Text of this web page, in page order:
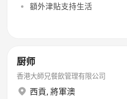
額外津貼支持生活
厨师
香港大師兄餐飲管理有限公司
西貢, 將軍澳